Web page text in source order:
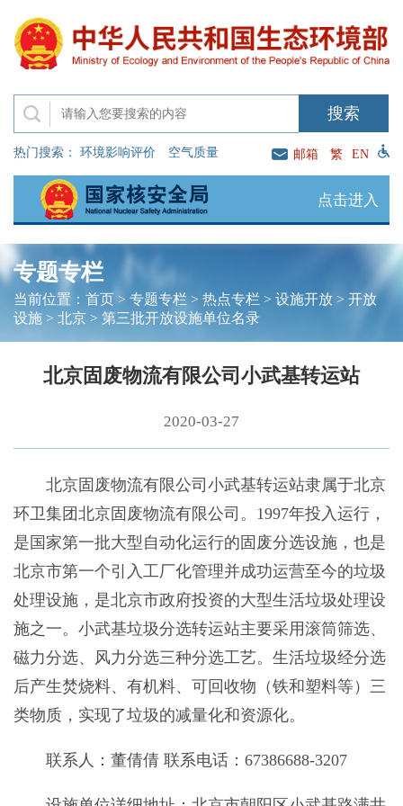
热门搜索： 环境影响评价 空气质量 邮箱 繁 EN
点击进入
专题专栏
当前位置： 首页> 专题专栏> 热点专栏 > 设施开放> 开放
设施> 北京> 第三批开放设施单位名录
北京固废物流有限公司小武基转运站
2020-03-27
北京固废物流有限公司小武基转运站隶属于北京
环卫集团北京固废物流有限公司。1997年投入运行，
是国家第一批大型自动化运行的固废分选设施，也是
北京市第一个引入工厂化管理并成功运营至今的垃圾
处理设施，是北京市政府投资的大型生活垃圾处理设
施之一。小武基垃圾分选转运站主要采用滚筒筛选、
磁力分选、风力分选三种分选工艺。生活垃圾经分选
后产生焚烧料、有机料、可回收物（铁和塑料等）三
类物质，实现了垃圾的减量化和资源化。
联系人：董倩倩 联系电话：67386688-3207